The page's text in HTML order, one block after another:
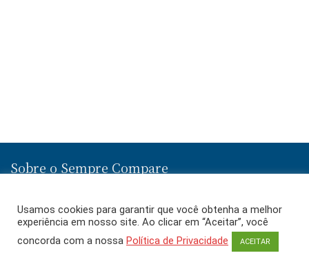
Sobre o Sempre Compare
Melhor Oferta no Sempre Compare e Economize!
Usamos cookies para garantir que você obtenha a melhor
experiência em nosso site. Ao clicar em “Aceitar”, você
concorda com a nossa Política de Privacidade ACEITAR